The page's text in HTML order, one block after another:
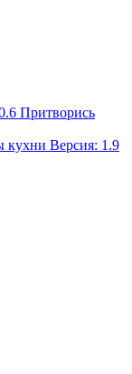
Притворись